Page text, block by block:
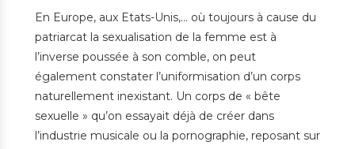
En Europe, aux Etats-Unis,… où toujours à cause du
patriarcat la sexualisation de la femme est à
l’inverse poussée à son comble, on peut
également constater l’uniformisation d’un corps
naturellement inexistant. Un corps de « bête
sexuelle » qu’on essayait déjà de créer dans
l’industrie musicale ou la pornographie, reposant sur